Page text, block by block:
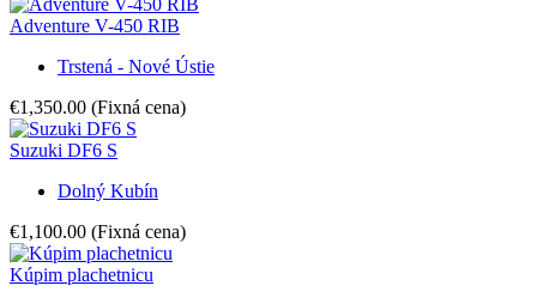
Adventure V-450 RIB
Trstená - Nové Ústie
€1,350.00 (Fixná cena)
Suzuki DF6 S
Dolný Kubín
€1,100.00 (Fixná cena)
Kúpim plachetnicu